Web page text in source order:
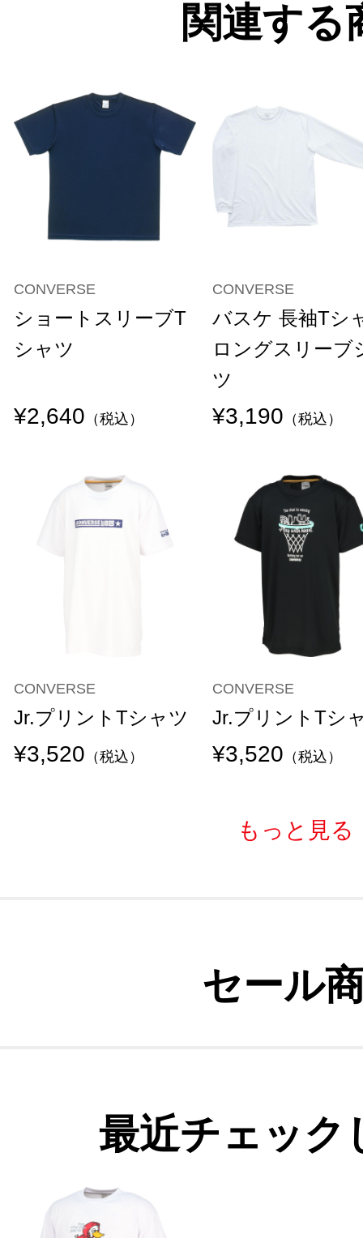
関連する
CONVERSE
ショートスリーブT
シャツ
¥2,640 （税込）
CONVERSE
バスケ 長袖Tシ
ロングスリーブ
ツ
¥3,190 （税込）
CONVERSE
Jr.プリントTシャツ
¥3,520 （税込）
CONVERSE
Jr.プリントTシ
¥3,520 （税込）
もっと見る
セール
最近チェック